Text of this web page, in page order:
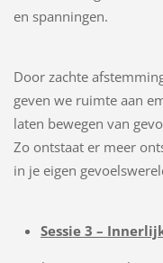
en spanningen.
Door zachte
geven we ruimte aan
laten bewegen van
Zo ontstaat er meer
in je eigen
Sessie 3 –